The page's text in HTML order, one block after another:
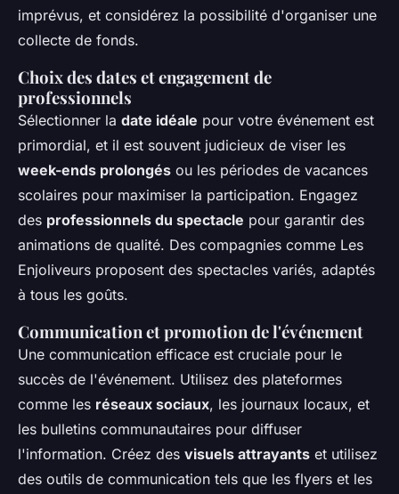
imprévus, et considérez la possibilité d'organiser une
collecte de fonds.
Choix des dates et engagement de
professionnels
Sélectionner la date idéale pour votre événement est
primordial, et il est souvent judicieux de viser les
week-ends prolongés ou les périodes de vacances
scolaires pour maximiser la participation. Engagez
des professionnels du spectacle pour garantir des
animations de qualité. Des compagnies comme Les
Enjoliveurs proposent des spectacles variés, adaptés
à tous les goûts.
Communication et promotion de l'événement
Une communication efficace est cruciale pour le
succès de l'événement. Utilisez des plateformes
comme les réseaux sociaux, les journaux locaux, et
les bulletins communautaires pour diffuser
l'information. Créez des visuels attrayants et utilisez
des outils de communication tels que les flyers et les